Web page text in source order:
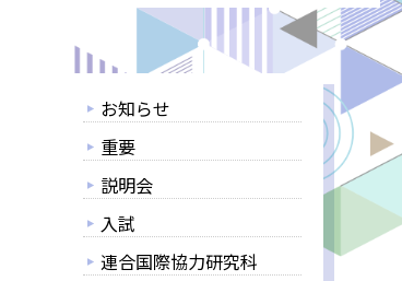
お知らせ
重要
説明会
入試
連合国際協力研究科